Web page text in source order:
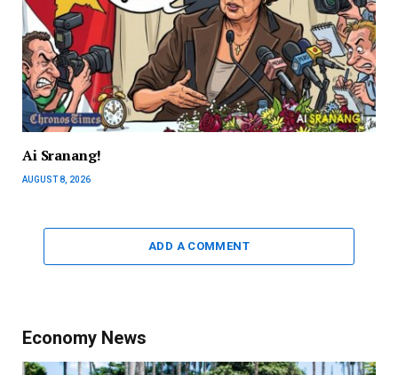
Ai Sranang!
AUGUST 8, 2026
ADD A COMMENT
Economy News